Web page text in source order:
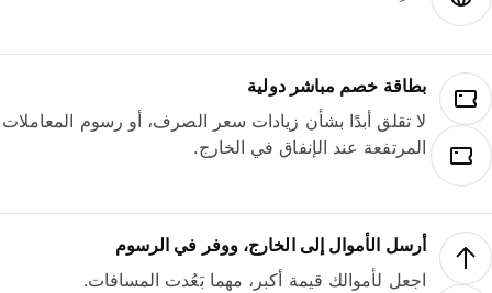
بطاقة خصم مباشر دولية
لا تقلق أبدًا بشأن زيادات سعر الصرف، أو رسوم المعاملات
المرتفعة عند الإنفاق في الخارج.
أرسل الأموال إلى الخارج، ووفر في الرسوم
اجعل لأموالك قيمة أكبر، مهما بَعُدت المسافات.